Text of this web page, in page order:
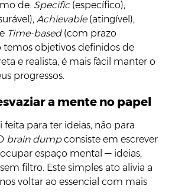
de: Specific(específico),
Achievable(atingível),
Time-based(com prazo
temos objetivos definidos de
e realista, é mais fácil manter o
progressos.
a mente no papel
feita para ter ideias, não para
brain dumpconsiste em escrever
espaço mental — ideias,
filtro. Este simples ato alivia a
voltar ao essencial com mais